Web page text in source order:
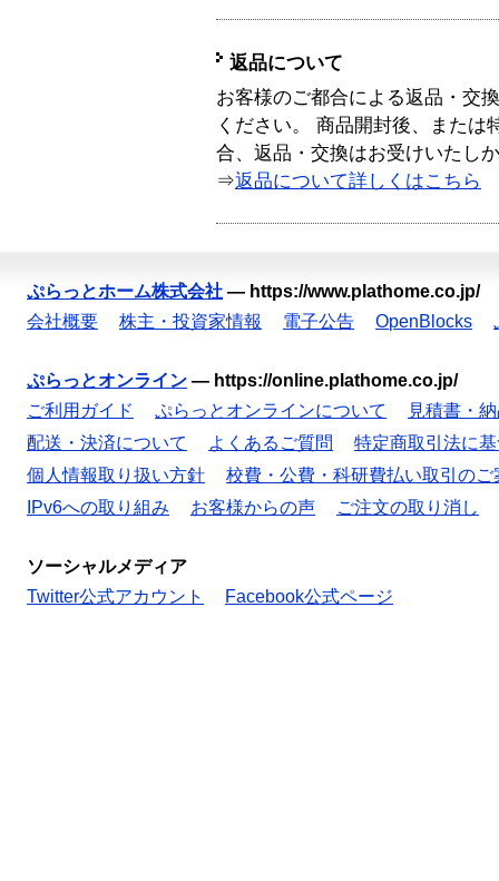
返品について
お客様のご都合による返品・交
ください。 商品開封後、または
合、返品・交換はお受けいたし
⇒返品について詳しくはこちら
ぷらっとホーム株式会社 — https://www.plathome.co.jp/
会社概要
株主・投資家情報 電子公告 OpenBlocks
ぷらっとオンライン — https://online.plathome.co.jp/
ご利用ガイド
ぷらっとオンラインについて
見積書・
配送・決済について
よくあるご質問
特定商取引法に
個人情報取り扱い方針
校費・公費・科研費払い取引のご
IPv6への取り組み
お客様からの声 ご注文の取り消し
ソーシャルメディア
Twitter公式アカウント
Facebook公式ページ